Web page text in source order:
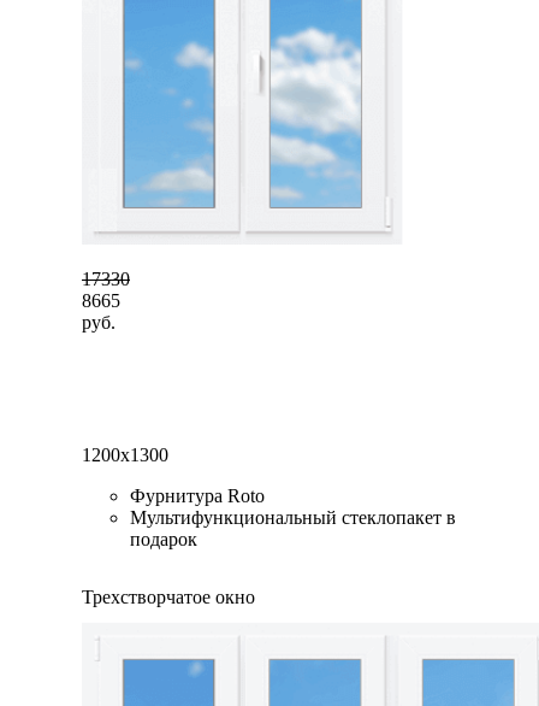
17330
8665
руб.
1200x1300
Фурнитура Roto
Мультифункциональный стеклопакет в
подарок
Трехстворчатое окно